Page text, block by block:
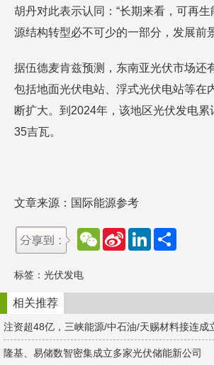
胡丹对此表示认同：“长期来看，可再
源结构转型必不可少的一部分，发展前
据伍德麦肯兹预测，东南亚光伏市场还
包括地面光伏电站、浮式光伏电站等在
断扩大。到2024年，该地区光伏发电累
35吉瓦。
文章来源：国际能源参考
W
e
t
S
e
b
o
L
d
n
标签： 光伏发电
相关推荐
注资超48亿，三峡能源/中石油/天赐材料接连成
隆基、易储数智密集成立多家光伏储能新公司